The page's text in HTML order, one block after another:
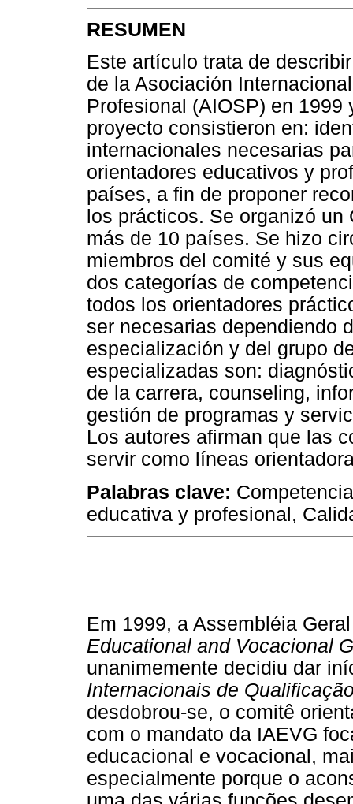
RESUMEN
Este artículo trata de
de la Asociación
Profesional (AIOSP) en
proyecto consistieron en:
internacionales necesarias
orientadores educativos y
países, a fin de proponer
los prácticos. Se organizó
más de 10 países. Se hizo
miembros del comité y sus
dos categorías de
todos los orientadores
ser necesarias dependiendo
especialización y del grupo
especializadas son:
de la carrera, counseling,
gestión de programas y
Los autores afirman que las
servir como líneas
Palabras clave:
educativa y profesional,
Em 1999, a Assembléia
Educational and Vocacional
unanimemente decidiu dar
Internacionais de
desdobrou-se, o comitê
com o mandato da IAEVG
educacional e vocacional,
especialmente porque o